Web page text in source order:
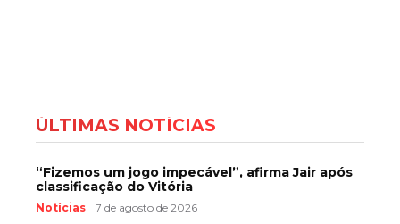
ÚLTIMAS NOTÍCIAS
“Fizemos um jogo impecável”, afirma Jair após
classificação do Vitória
Notícias 7 de agosto de 2026